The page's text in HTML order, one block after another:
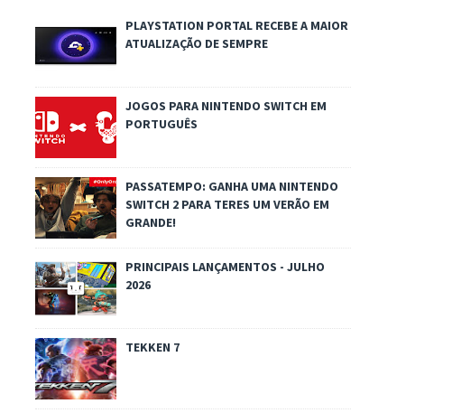
PLAYSTATION PORTAL RECEBE A MAIOR
ATUALIZAÇÃO DE SEMPRE
JOGOS PARA NINTENDO SWITCH EM
PORTUGUÊS
PASSATEMPO: GANHA UMA NINTENDO
SWITCH 2 PARA TERES UM VERÃO EM
GRANDE!
PRINCIPAIS LANÇAMENTOS - JULHO
2026
TEKKEN 7